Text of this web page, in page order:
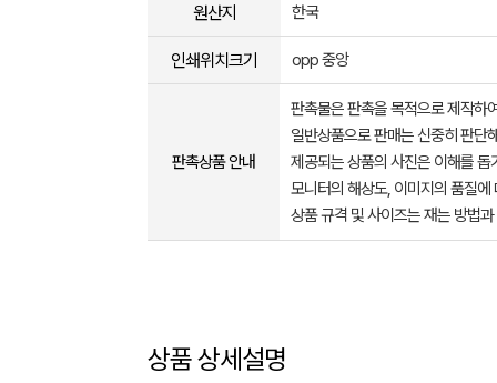
원산지 한국
인쇄위치크기 opp 중앙
판촉상품 안내
판촉물은 판촉을 목적으로 제작하
일반상품으로 판매는 신중히 판단
제공되는 상품의 사진은 이해를
모니터의 해상도, 이미지의 품질
상품 규격 및 사이즈는 재는 방법
상품 상세설명